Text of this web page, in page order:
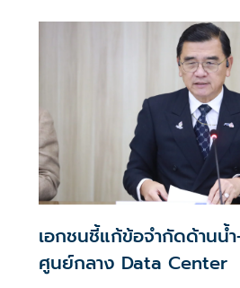
เอกชนชี้แก้ข้อจำกัดด้านน้
ศูนย์กลาง Data Center